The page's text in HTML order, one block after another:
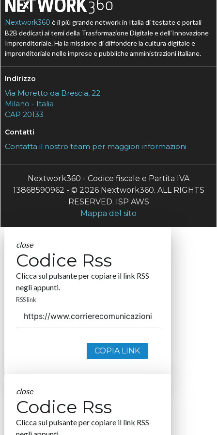
Nextwork360 è il più grande network in Italia di testate e portali
B2B dedicati ai temi della Trasformazione Digitale e dell’Innovazione
Imprenditoriale. Ha la missione di diffondere la cultura digitale e
imprenditoriale nelle imprese e pubbliche amministrazioni italiane.
Indirizzo
Via Moretto da Brescia, 22
Milano - Italia
CAP 20133
Contatti
Contatta il nostro team per maggiori informazioni
Nextwork360 - Codice fiscale e Partita IVA
13868590962 - © 2026 Nextwork360. ALL RIGHTS
RESERVED. ISP AWS
Mappa del sito
close
Codice Rss
Clicca sul pulsante per copiare il link RSS
negli appunti.
RSS link
COPIA LINK
close
Codice Rss
Clicca sul pulsante per copiare il link RSS